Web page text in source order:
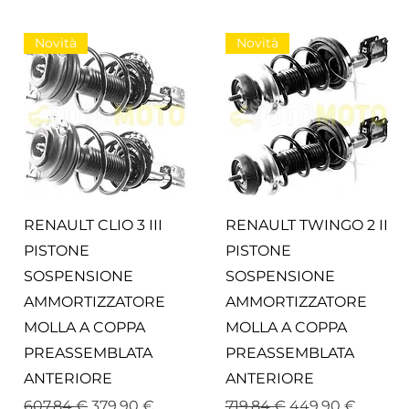
Vista rapida
Novità
RENAULT CLIO 3 III
PISTONE
SOSPENSIONE
AMMORTIZZATORE
MOLLA A COPPA
PREASSEMBLATA
ANTERIORE
Prezzo regolarePrezzo scontato
Vista rapida
Novità
RENAULT TWINGO 2 II
PISTONE
SOSPENSIONE
AMMORTIZZATORE
MOLLA A COPPA
PREASSEMBLATA
ANTERIORE
Prezzo regolarePrezzo scontato